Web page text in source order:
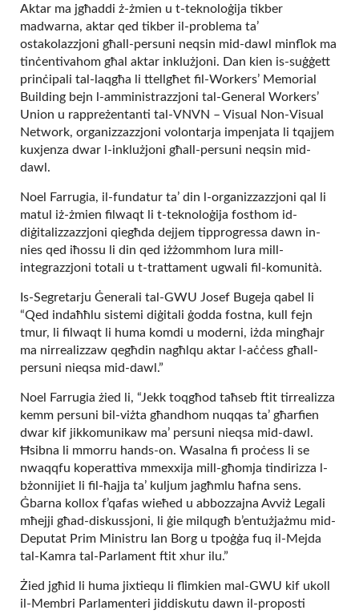
Aktar ma jgħaddi ż-żmien u t-teknoloġija tikber
madwarna, aktar qed tikber il-problema ta’
ostakolazzjoni għall-persuni neqsin mid-dawl minflok ma
tinċentivahom għal aktar inklużjoni. Dan kien is-suġġett
prinċipali tal-laqgħa li ttellgħet fil-Workers’ Memorial
Building bejn l-amministrazzjoni tal-General Workers’
Union u rappreżentanti tal-VNVN – Visual Non-Visual
Network, organizzazzjoni volontarja impenjata li tqajjem
kuxjenza dwar l-inklużjoni għall-persuni neqsin mid-
dawl.
Noel Farrugia, il-fundatur ta’ din l-organizzazzjoni qal li
matul iż-żmien filwaqt li t-teknoloġija fosthom id-
diġitalizzazzjoni qiegħda dejjem tipprogressa dawn in-
nies qed iħossu li din qed iżżommhom lura mill-
integrazzjoni totali u t-trattament ugwali fil-komunità.
Is-Segretarju Ġenerali tal-GWU Josef Bugeja qabel li
“Qed indaħħlu sistemi diġitali ġodda fostna, kull fejn
tmur, li filwaqt li huma komdi u moderni, iżda mingħajr
ma nirrealizzaw qegħdin nagħlqu aktar l-aċċess għall-
persuni nieqsa mid-dawl.”
Noel Farrugia żied li, “Jekk toqgħod taħseb ftit tirrealizza
kemm persuni bil-viżta għandhom nuqqas ta’ għarfien
dwar kif jikkomunikaw ma’ persuni nieqsa mid-dawl.
Ħsibna li mmorru hands-on. Wasalna fi proċess li se
nwaqqfu koperattiva mmexxija mill-għomja tindirizza l-
bżonnijiet li fil-ħajja ta’ kuljum jagħmlu ħafna sens.
Ġbarna kollox f’qafas wieħed u abbozzajna Avviż Legali
mħejji għad-diskussjoni, li ġie milqugħ b’entużjażmu mid-
Deputat Prim Ministru Ian Borg u tpoġġa fuq il-Mejda
tal-Kamra tal-Parlament ftit xhur ilu.”
Żied jgħid li huma jixtiequ li flimkien mal-GWU kif ukoll
il-Membri Parlamenteri jiddiskutu dawn il-proposti